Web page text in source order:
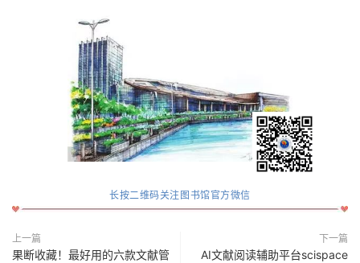
长按二维码关注图书馆官方微信
上一篇
果断收藏！最好用的六款文献管
下一篇
AI文献阅读辅助平台scispace